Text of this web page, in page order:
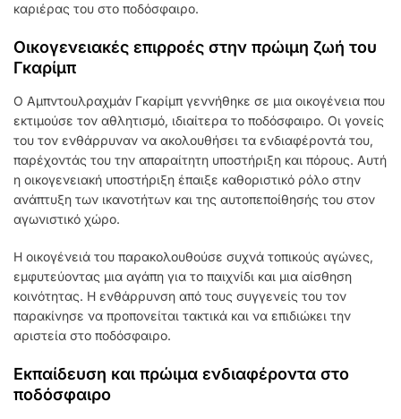
καριέρας του στο ποδόσφαιρο.
Οικογενειακές επιρροές στην πρώιμη ζωή του
Γκαρίμπ
Ο Αμπντουλραχμάν Γκαρίμπ γεννήθηκε σε μια οικογένεια που
εκτιμούσε τον αθλητισμό, ιδιαίτερα το ποδόσφαιρο. Οι γονείς
του τον ενθάρρυναν να ακολουθήσει τα ενδιαφέροντά του,
παρέχοντάς του την απαραίτητη υποστήριξη και πόρους. Αυτή
η οικογενειακή υποστήριξη έπαιξε καθοριστικό ρόλο στην
ανάπτυξη των ικανοτήτων και της αυτοπεποίθησής του στον
αγωνιστικό χώρο.
Η οικογένειά του παρακολουθούσε συχνά τοπικούς αγώνες,
εμφυτεύοντας μια αγάπη για το παιχνίδι και μια αίσθηση
κοινότητας. Η ενθάρρυνση από τους συγγενείς του τον
παρακίνησε να προπονείται τακτικά και να επιδιώκει την
αριστεία στο ποδόσφαιρο.
Εκπαίδευση και πρώιμα ενδιαφέροντα στο
ποδόσφαιρο